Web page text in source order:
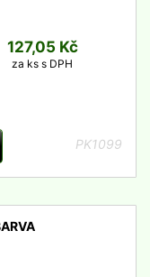
127,05 Kč
za ks s DPH
PK1099